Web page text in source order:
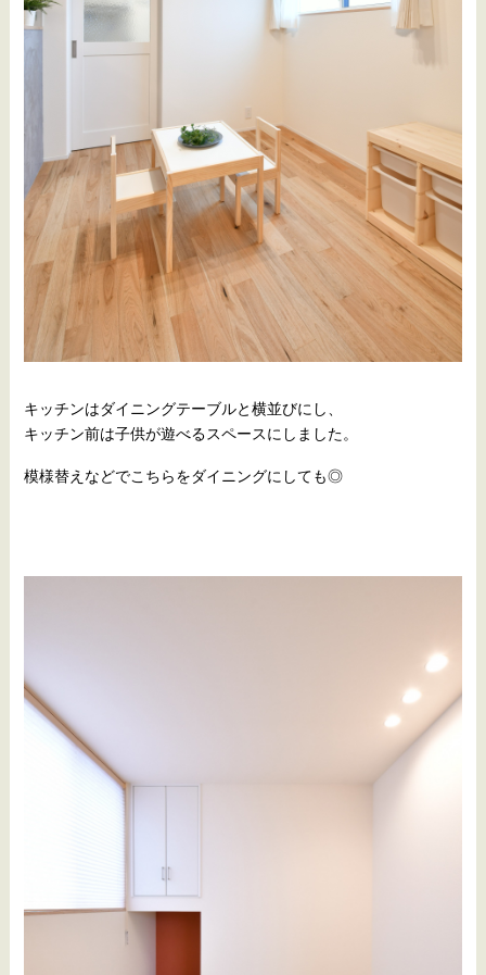
キッチンはダイニングテーブルと横並びにし、
キッチン前は子供が遊べるスペースにしました。
模様替えなどでこちらをダイニングにしても◎